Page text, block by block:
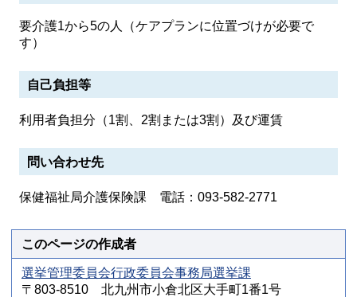
要介護1から5の人（ケアプランに位置づけが必要で
す）
自己負担等
利用者負担分（1割、2割または3割）及び運賃
問い合わせ先
保健福祉局介護保険課 電話：093-582-2771
このページの作成者
選挙管理委員会行政委員会事務局選挙課
〒803-8510 北九州市小倉北区大手町1番1号